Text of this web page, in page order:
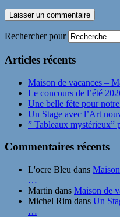
Rechercher pour
Articles récents
Maison de vacances –
Le concours de l’été
Une belle fête pour
Un Stage avec l’Art
” Tableaux
Commentaires récents
L'ocre Bleu dans
…
Martin dans Maison de
Michel Rim dans Un
…